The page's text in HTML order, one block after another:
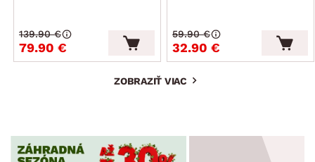
79.90 €
139.90 €
32.90 €
59.90 €
ZOBRAZIŤ VIAC